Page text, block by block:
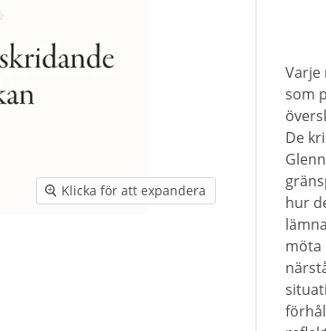
Klicka för att expandera
Varje
som
De
hur
möta